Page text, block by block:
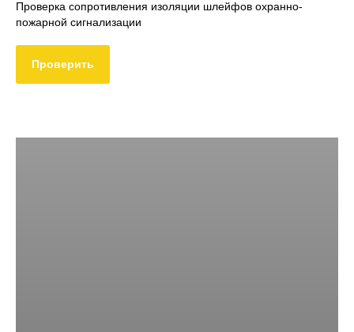
Проверка сопротивления изоляции шлейфов охранно-
пожарной сигнализации
Проверить